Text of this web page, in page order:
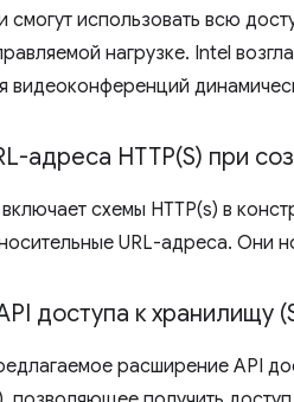
смогут использовать всю
нагрузке. Intel
видеоконференций
адреса HTTP(S) при
схемы HTTP(s) в
URL-адреса. Они
доступа к хранилищу
расширение API